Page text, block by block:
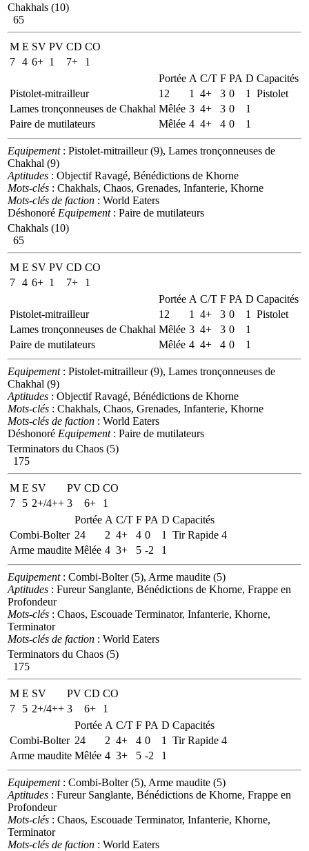
Chakhals (10)
65
M E SV PV CD CO
7 4 6+ 1 7+
1
Portée A C/T F PA D Capacités
Pistolet-mitrailleur
12 1 4+ 3 0 1
Pistolet
Lames tronçonneuses de Chakhal Mêlée 3 4+ 3 0
1
Paire de mutilateurs
Mêlée 4 4+ 4 0 1
Equipement: Pistolet-mitrailleur (9), Lames tronçonneuses de
Chakhal (9)
Aptitudes : Objectif Ravagé, Bénédictions de Khorne
Mots-clés : Chakhals, Chaos, Grenades, Infanterie, Khorne
Mots-clés de faction : World Eaters
Déshonoré Equipement: Paire de mutilateurs
Chakhals (10)
65
M E SV PV CD CO
7 4 6+ 1 7+
1
Portée A C/T F PA D Capacités
Pistolet-mitrailleur
12 1 4+ 3 0 1
Pistolet
Lames tronçonneuses de Chakhal Mêlée 3 4+ 3 0
1
Paire de mutilateurs
Mêlée 4 4+ 4 0 1
Equipement: Pistolet-mitrailleur (9), Lames tronçonneuses de
Chakhal (9)
Aptitudes : Objectif Ravagé, Bénédictions de Khorne
Mots-clés : Chakhals, Chaos, Grenades, Infanterie, Khorne
Mots-clés de faction : World Eaters
Déshonoré Equipement: Paire de mutilateurs
Terminators du Chaos (5)
175
M E SV PV CD CO
7
5 2+/4++ 3 6+
1
Portée A C/T F PA D Capacités
Combi-Bolter 24 2 4+ 4 0 1
Tir Rapide 4
Arme maudite Mêlée 4 3+ 5 -2 1
Equipement: Combi-Bolter (5), Arme maudite (5)
Aptitudes : Fureur Sanglante, Bénédictions de Khorne, Frappe en
Profondeur
Mots-clés : Chaos, Escouade Terminator, Infanterie, Khorne,
Terminator
Mots-clés de faction : World Eaters
Terminators du Chaos (5)
175
M E SV PV CD CO
7
5 2+/4++ 3 6+
1
Portée A C/T F PA D Capacités
Combi-Bolter 24 2 4+ 4 0 1
Tir Rapide 4
Arme maudite Mêlée 4 3+ 5 -2 1
Equipement: Combi-Bolter (5), Arme maudite (5)
Aptitudes : Fureur Sanglante, Bénédictions de Khorne, Frappe en
Profondeur
Mots-clés : Chaos, Escouade Terminator, Infanterie, Khorne,
Terminator
Mots-clés de faction : World Eaters